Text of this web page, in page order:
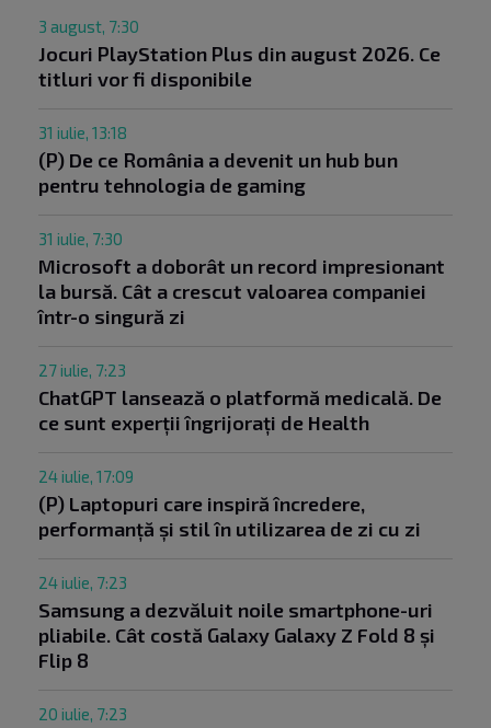
3 august, 7:30
Jocuri PlayStation Plus din august 2026. Ce
titluri vor fi disponibile
31 iulie, 13:18
(P) De ce România a devenit un hub bun
pentru tehnologia de gaming
31 iulie, 7:30
Microsoft a doborât un record impresionant
la bursă. Cât a crescut valoarea companiei
într-o singură zi
27 iulie, 7:23
ChatGPT lansează o platformă medicală. De
ce sunt experții îngrijorați de Health
24 iulie, 17:09
(P) Laptopuri care inspiră încredere,
performanță și stil în utilizarea de zi cu zi
24 iulie, 7:23
Samsung a dezvăluit noile smartphone-uri
pliabile. Cât costă Galaxy Galaxy Z Fold 8 și
Flip 8
20 iulie, 7:23